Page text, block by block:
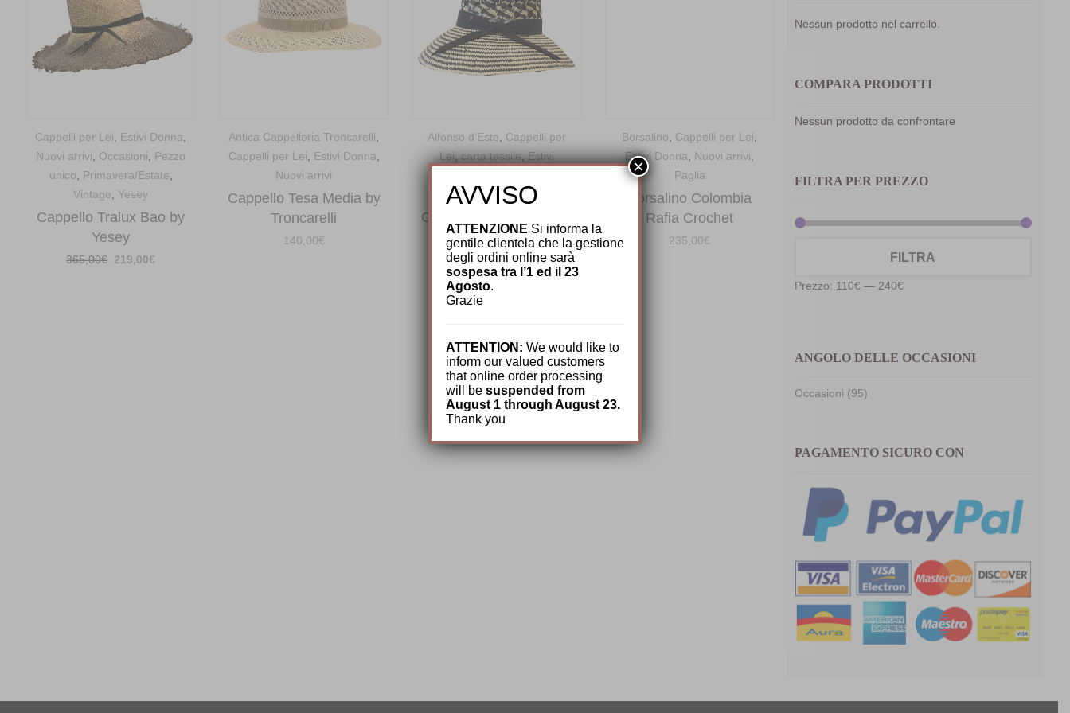
Cappelli per Lei, Estivi Donna,
Nuovi arrivi, Occasioni, Pezzo
unico, Primavera/Estate,
Vintage, Yesey
Cappello Tralux Bao by
Yesey
365,00€ Il219,00€
Antica Cappelleria Troncarelli,
Cappelli per Lei, Estivi Donna,
Nuovi arrivi
Cappello Tesa Media by
Troncarelli
140,00€
Alfonso d'Este, Cappelli per
Lei,carta tessile,Estivi
Primavera/Estate
Cappello In Papier Giap
by Alfonso D’este
119,00 €
Borsalino, Cappelli per Lei,
Estivi Donna, Nuovi arrivi,
Paglia
Borsalino Colombia
Rafia Crochet
235,00€
Nessun prodotto nel carrello.
COMPARA PRODOTTI
Nessun prodotto da confrontare
FILTRA PER PREZZO
FILTRA
Prezzo: 110€ — 240€
ANGOLO DELLE OCCASIONI
Occasioni (95)
PAGAMENTO SICURO CON
AVVISO
ATTENZIONE Si informa la
gentile clientela che la gestione
degli ordini online sarà
sospesa tra l’1 ed il 23
Agosto.
Grazie
ATTENTION: We would like to
inform our valued customers
that online order processing
will be suspended from
August 1 through August 23.
Thank you
×